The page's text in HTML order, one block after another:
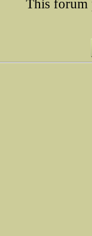
This